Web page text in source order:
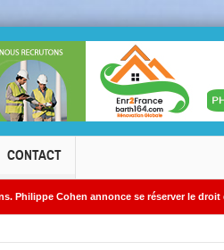
CONTACT
annonce se réserver le droit de